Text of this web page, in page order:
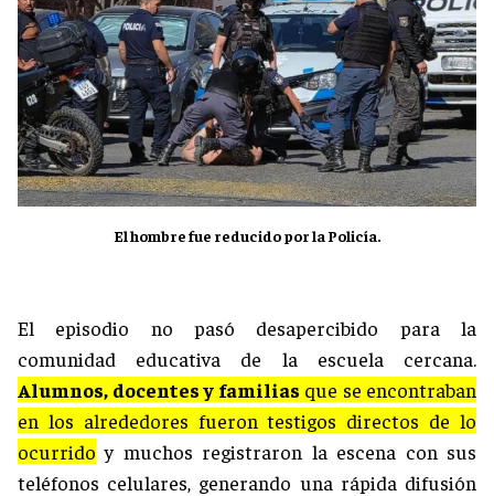
El hombre fue reducido por la Policía.
El episodio no pasó desapercibido para la
comunidad educativa de la escuela cercana.
Alumnos, docentes y familias que se encontraban
en los alrededores fueron testigos directos de lo
ocurrido y muchos registraron la escena con sus
teléfonos celulares, generando una rápida difusión